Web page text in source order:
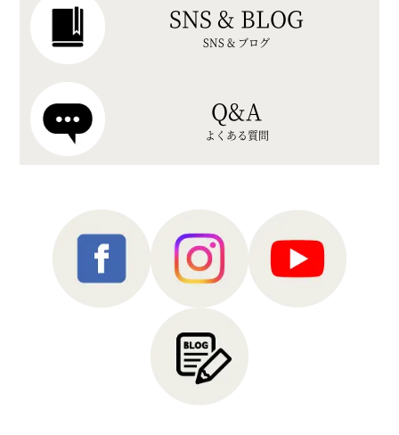
SNS & BLOG
SNS & ブログ
Q&A
よくある質問